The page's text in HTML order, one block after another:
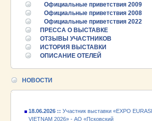
Официальные приветствия 2009
Официальные приветствия 2008
Официальные приветствия 2022
ПРЕССА О ВЫСТАВКЕ
ОТЗЫВЫ УЧАСТНИКОВ
ИСТОРИЯ ВЫСТАВКИ
ОПИСАНИЕ ОТЕЛЕЙ
НОВОСТИ
25.06.2026 ::Пост-релиз
25.06.2026 ::Деловая программа EXPO EURASIA
VIETNAM 2026
VIETNAM 2026»
VIETNAM 2026» - АО «Псковский
электромашиностроительный завод»!